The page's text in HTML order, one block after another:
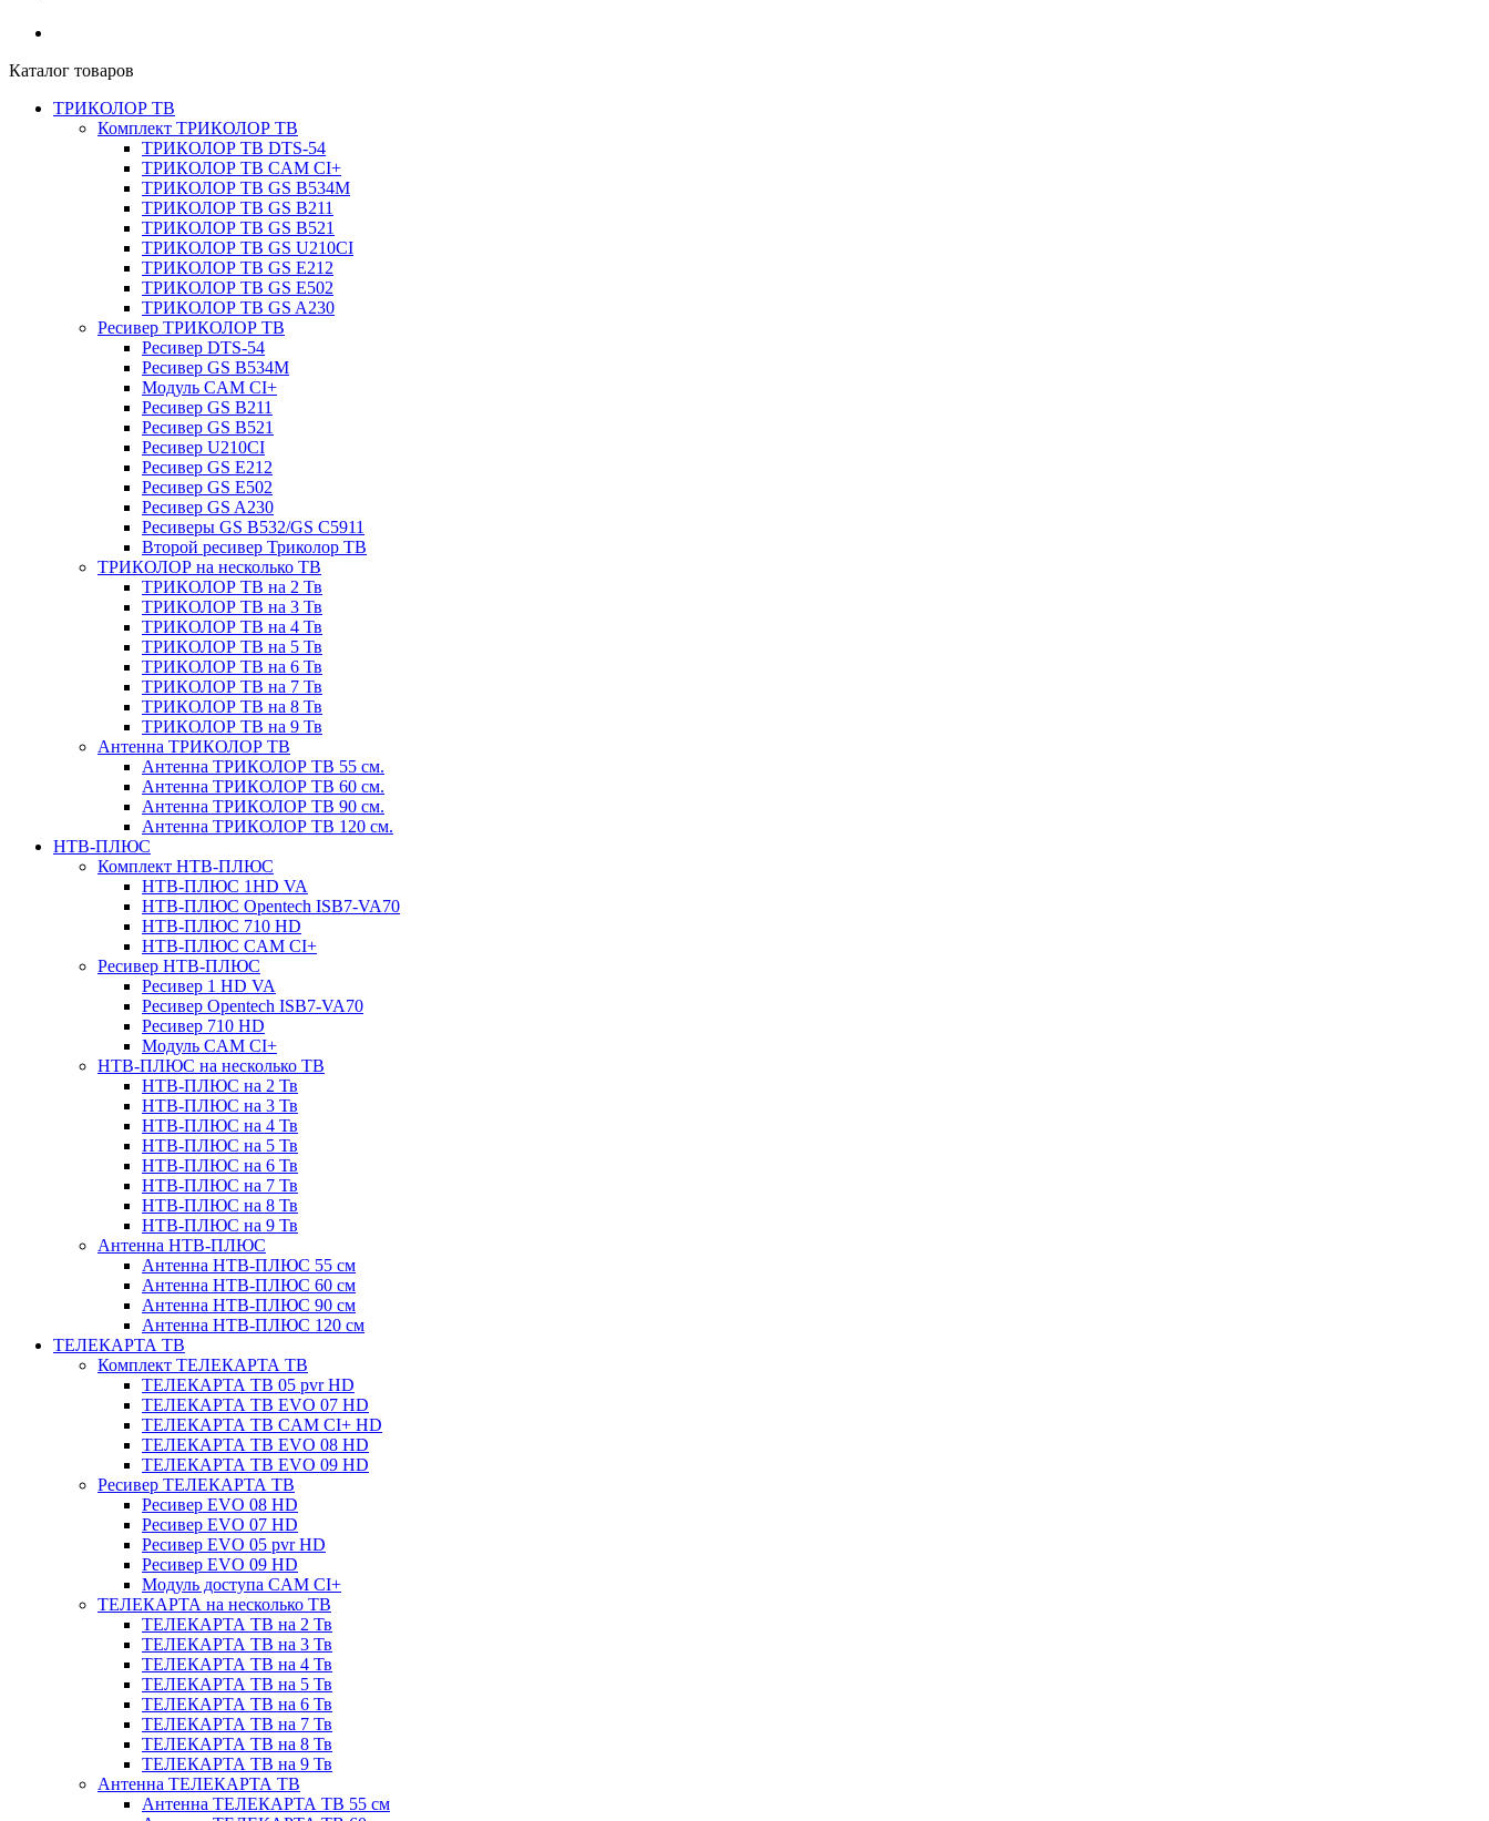
Каталог товаров
ТРИКОЛОР ТВ
Комплект ТРИКОЛОР ТВ
ТРИКОЛОР ТВ DTS-54
ТРИКОЛОР ТВ CAM CI+
ТРИКОЛОР ТВ GS B534M
ТРИКОЛОР ТВ GS B211
ТРИКОЛОР ТВ GS B521
ТРИКОЛОР ТВ GS U210CI
ТРИКОЛОР ТВ GS E212
ТРИКОЛОР ТВ GS E502
ТРИКОЛОР ТВ GS A230
Ресивер ТРИКОЛОР ТВ
Ресивер DTS-54
Ресивер GS B534M
Модуль CAM CI+
Ресивер GS B211
Ресивер GS B521
Ресивер U210CI
Ресивер GS E212
Ресивер GS E502
Ресивер GS A230
Ресиверы GS B532/GS C5911
Второй ресивер Триколор ТВ
ТРИКОЛОР на несколько ТВ
ТРИКОЛОР ТВ на 2 Тв
ТРИКОЛОР ТВ на 3 Тв
ТРИКОЛОР ТВ на 4 Тв
ТРИКОЛОР ТВ на 5 Тв
ТРИКОЛОР ТВ на 6 Тв
ТРИКОЛОР ТВ на 7 Тв
ТРИКОЛОР ТВ на 8 Тв
ТРИКОЛОР ТВ на 9 Тв
Антенна ТРИКОЛОР ТВ
Антенна ТРИКОЛОР ТВ 55 см.
Антенна ТРИКОЛОР ТВ 60 см.
Антенна ТРИКОЛОР ТВ 90 см.
Антенна ТРИКОЛОР ТВ 120 см.
НТВ-ПЛЮС
Комплект НТВ-ПЛЮС
НТВ-ПЛЮС 1HD VA
НТВ-ПЛЮС Opentech ISB7-VA70
НТВ-ПЛЮС 710 HD
НТВ-ПЛЮС CAM CI+
Ресивер НТВ-ПЛЮС
Ресивер 1 HD VA
Ресивер Opentech ISB7-VA70
Ресивер 710 HD
Модуль CAM CI+
НТВ-ПЛЮС на несколько ТВ
НТВ-ПЛЮС на 2 Тв
НТВ-ПЛЮС на 3 Тв
НТВ-ПЛЮС на 4 Тв
НТВ-ПЛЮС на 5 Тв
НТВ-ПЛЮС на 6 Тв
НТВ-ПЛЮС на 7 Тв
НТВ-ПЛЮС на 8 Тв
НТВ-ПЛЮС на 9 Тв
Антенна НТВ-ПЛЮС
Антенна НТВ-ПЛЮС 55 см
Антенна НТВ-ПЛЮС 60 см
Антенна НТВ-ПЛЮС 90 см
Антенна НТВ-ПЛЮС 120 см
ТЕЛЕКАРТА ТВ
Комплект ТЕЛЕКАРТА ТВ
ТЕЛЕКАРТА ТВ 05 pvr HD
ТЕЛЕКАРТА ТВ EVO 07 HD
ТЕЛЕКАРТА ТВ CAM CI+ HD
ТЕЛЕКАРТА ТВ EVO 08 HD
ТЕЛЕКАРТА ТВ EVO 09 HD
Ресивер ТЕЛЕКАРТА ТВ
Ресивер EVO 08 HD
Ресивер EVO 07 HD
Ресивер EVO 05 pvr HD
Ресивер EVO 09 HD
Модуль доступа CAM CI+
ТЕЛЕКАРТА на несколько ТВ
ТЕЛЕКАРТА ТВ на 2 Тв
ТЕЛЕКАРТА ТВ на 3 Тв
ТЕЛЕКАРТА ТВ на 4 Тв
ТЕЛЕКАРТА ТВ на 5 Тв
ТЕЛЕКАРТА ТВ на 6 Тв
ТЕЛЕКАРТА ТВ на 7 Тв
ТЕЛЕКАРТА ТВ на 8 Тв
ТЕЛЕКАРТА ТВ на 9 Тв
Антенна ТЕЛЕКАРТА ТВ
Антенна ТЕЛЕКАРТА ТВ 55 см